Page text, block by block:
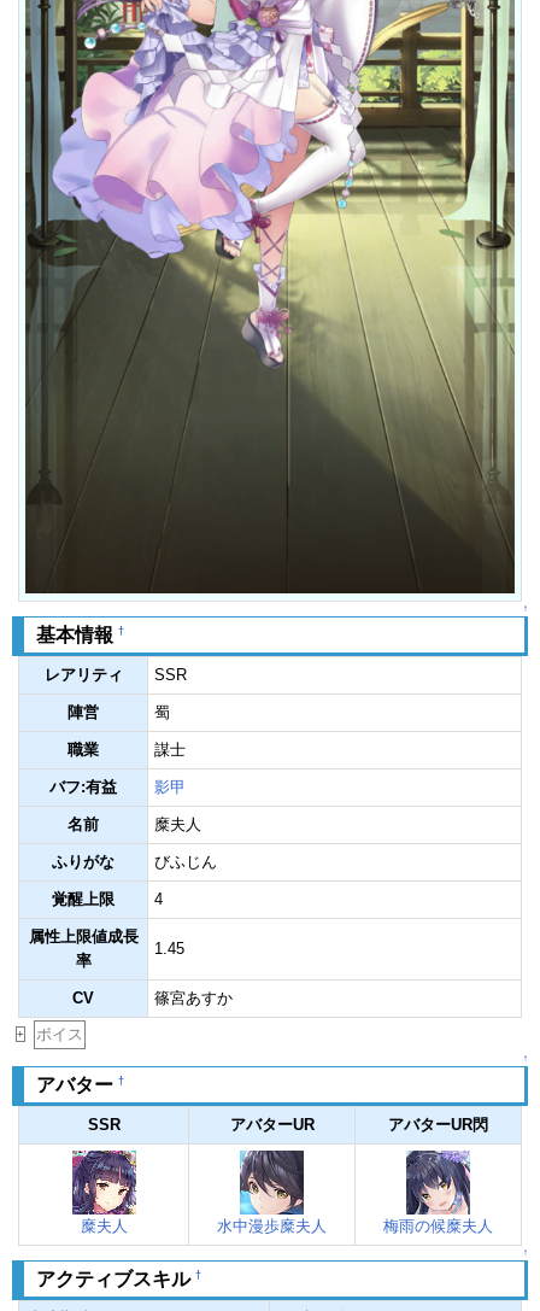
↑
基本情報 †
レアリティ SSR
陣営 蜀
職業 謀士
バフ:有益 影甲
名前 糜夫人
ふりがな びふじん
覚醒上限 4
属性上限値成長
率
1.45
CV 篠宮あすか
+ ボイス
↑
アバター †
SSR アバターUR アバターUR閃
糜夫人 水中漫歩糜夫人 梅雨の候糜夫人
↑
アクティブスキル †